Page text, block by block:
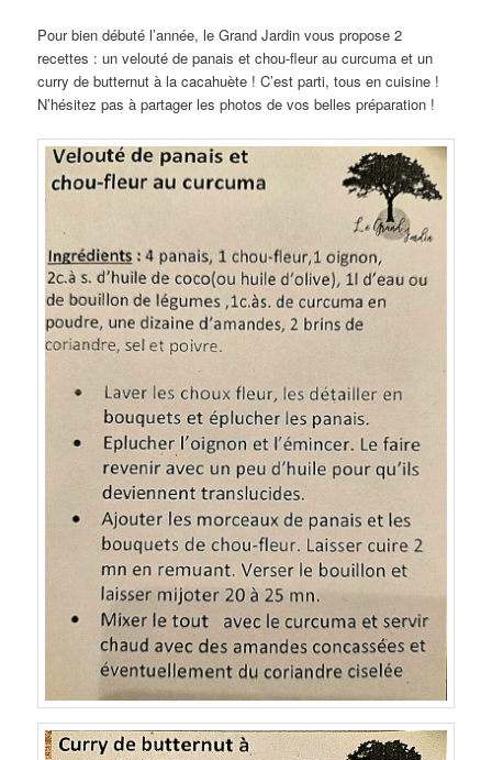
Pour bien débuté l’année, le Grand Jardin vous propose 2
recettes : un velouté de panais et chou-fleur au curcuma et un
curry de butternut à la cacahuète ! C’est parti, tous en cuisine !
N’hésitez pas à partager les photos de vos belles préparation !